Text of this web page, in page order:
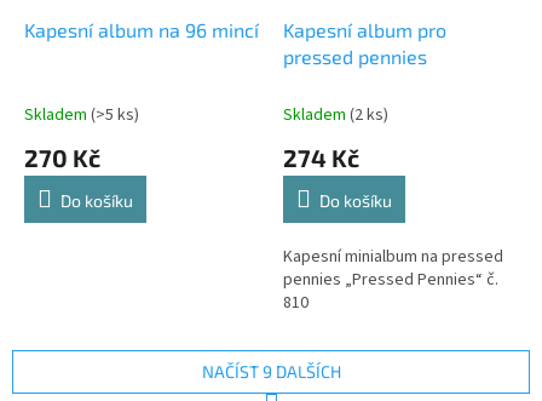
Kapesní album na 96 mincí
Skladem (>5 ks)
270 Kč
Do košíku
Kapesní album pro
pressed pennies
Skladem (2 ks)
274 Kč
Do košíku
Kapesní minialbum na pressed
pennies „Pressed Pennies“ č.
810
NAČÍST 9 DALŠÍCH